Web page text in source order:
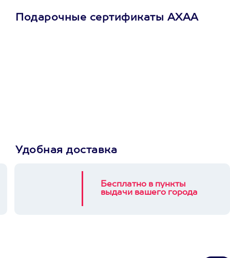
Подарочные сертификаты АХАА
Удобная доставка
Бесплатно в пункты
выдачи вашего города